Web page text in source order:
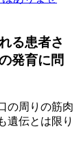
る患者さ
発育に問
の周りの筋肉
遺伝とは限り